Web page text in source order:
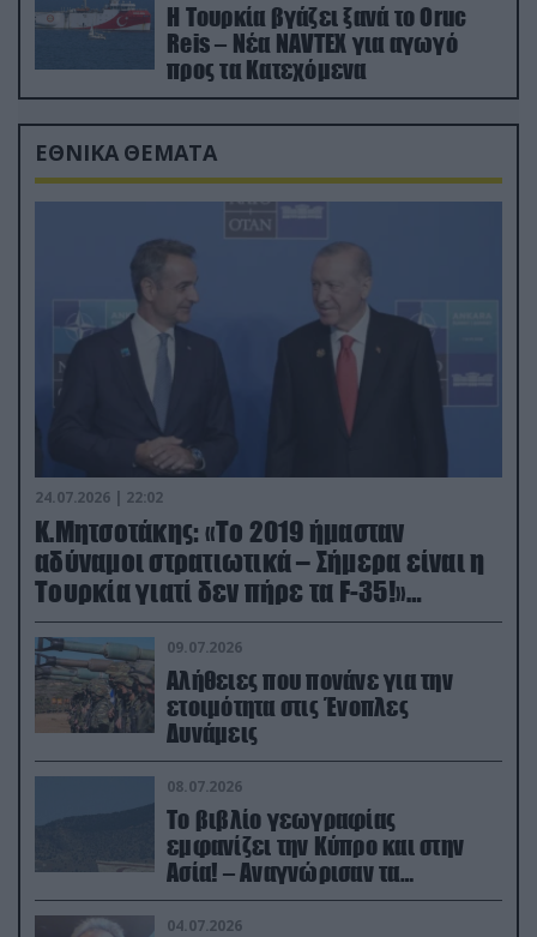
Η Τουρκία βγάζει ξανά το Oruc
Reis – Νέα NAVTEX για αγωγό
προς τα Κατεχόμενα
ΕΘΝΙΚΑ ΘΕΜΑΤΑ
24.07.2026 | 22:02
Κ.Μητσοτάκης: «Το 2019 ήμασταν
αδύναμοι στρατιωτικά – Σήμερα είναι η
Τουρκία γιατί δεν πήρε τα F-35!»
(βίντεο)
09.07.2026
Αλήθειες που πονάνε για την
ετοιμότητα στις Ένοπλες
Δυνάμεις
08.07.2026
Το βιβλίο γεωγραφίας
εμφανίζει την Κύπρο και στην
Ασία! – Αναγνώρισαν τα
κατεχόμενα; (φωτο)
04.07.2026